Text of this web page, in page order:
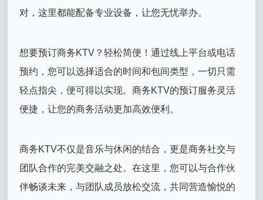
对，这里都能配备专业设备，让您无忧举办。
想要预订商务KTV？轻松简便！通过线上平台或电话
预约，您可以选择适合的时间和包间类型，一切只需
轻点指尖，便可得以实现。商务KTV的预订服务灵活
便捷，让您的商务活动更加高效便利。
商务KTV不仅是音乐与休闲的结合，更是商务社交与
团队合作的完美交融之处。在这里，您可以与合作伙
伴畅谈未来，与团队成员放松交流，共同营造愉悦的